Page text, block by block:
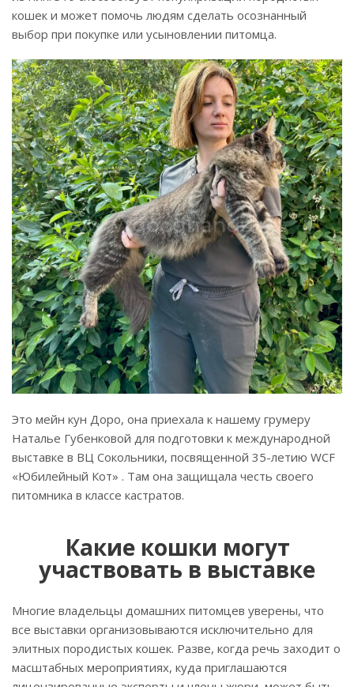
кошек и может помочь людям сделать осознанный
выбор при покупке или усыновлении питомца.
Это мейн кун Доро, она приехала к нашему грумеру
Наталье Губенковой для подготовки к международной
выставке в ВЦ Сокольники, посвященной 35-летию WCF
«Юбилейный Кот» . Там она защищала честь своего
питомника в классе кастратов.
Какие кошки могут
участвовать в выставке
Многие владельцы домашних питомцев уверены, что
все выставки организовываются исключительно для
элитных породистых кошек. Разве, когда речь заходит о
масштабных мероприятиях, куда приглашаются